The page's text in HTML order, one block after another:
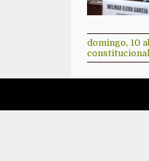
domingo, 10
constitucional